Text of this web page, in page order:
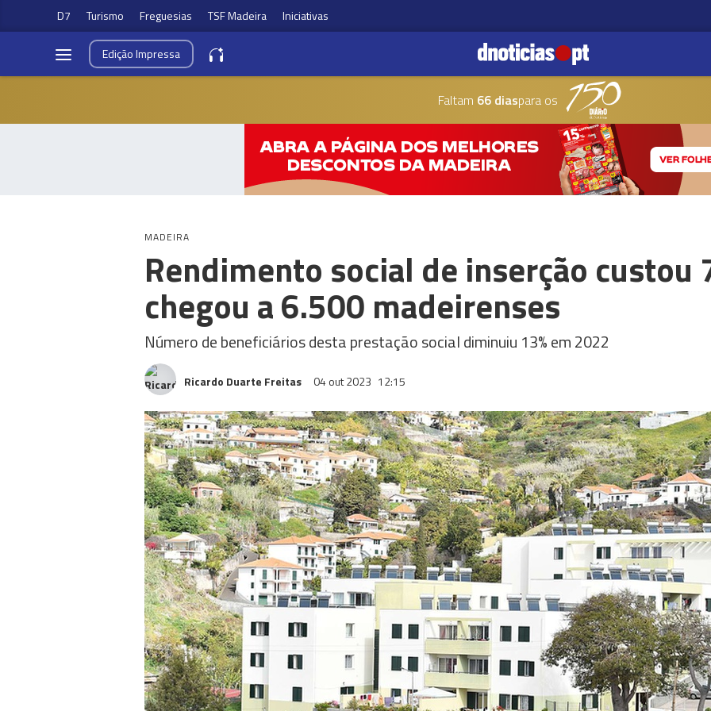
D7 Turismo Freguesias TSF Madeira Iniciativas
EdiçãoImpressa
Faltam 66 diaspara os
MADEIRA
Rendimento social de inserção custou
chegou a 6.500 madeirenses
Número de beneficiários desta prestação social diminuiu 13% em 2022
Ricardo Duarte Freitas 04 out 2023 12:15